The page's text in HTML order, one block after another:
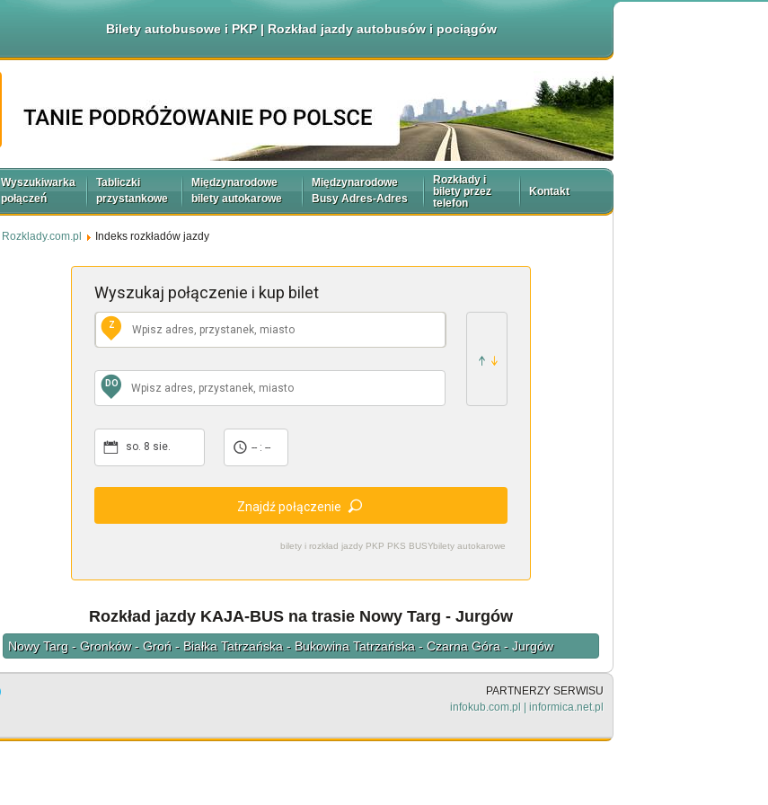
Bilety autobusowe i PKP | Rozkład jazdy autobusów i pociągów
Wyszukiwarka
połączeń
Tabliczki
przystankowe
Międzynarodowe
bilety autokarowe
Międzynarodowe
Busy Adres-Adres
Rozkłady i
bilety przez
telefon
Kontakt
Rozklady.com.pl Indeks rozkładów jazdy
bilety i rozkład jazdy PKP PKS BUSYbilety autokarowe
Wyszukaj połączenie i kup bilet
Z
DO
so. 8 sie. -- : --
Znajdź połączenie
Rozkład jazdy KAJA-BUS na trasie Nowy Targ - Jurgów
Nowy Targ - Gronków - Groń - Białka Tatrzańska - Bukowina Tatrzańska - Czarna Góra - Jurgów
PARTNERZY SERWISU
infokub.com.pl | informica.net.pl